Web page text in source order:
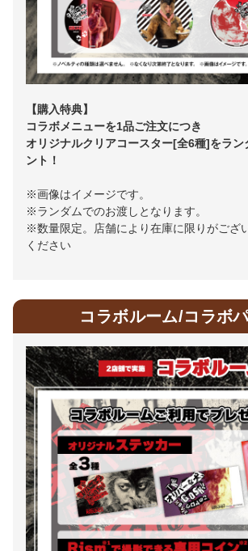
【購入特典】
コラボメニューを1品ご注文につき
オリジナルクリアコースター[全6種]をラン
ント！
※画像はイメージです。
※ランダムでのお渡しとなります。
※数量限定。店舗により在庫に限りがござ
ください
コラボルーム/コラボ